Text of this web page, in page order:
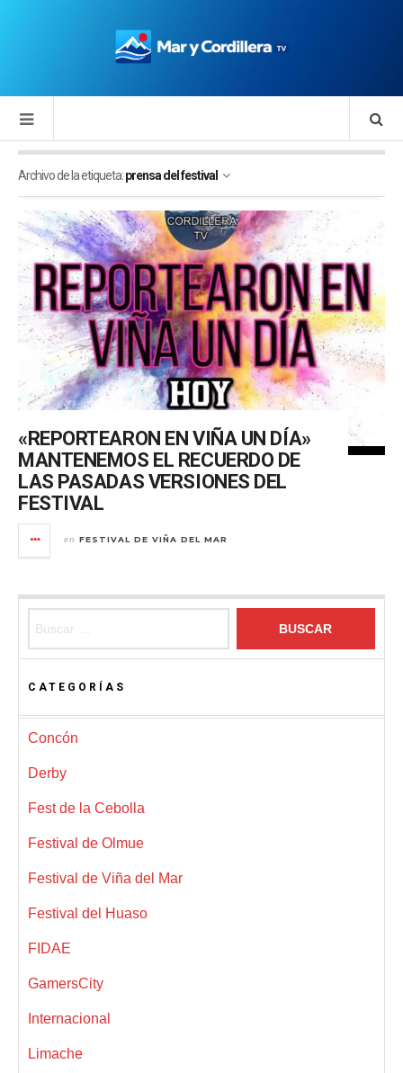
Archivo de la etiqueta:prensa del festival
«REPORTEARON EN VIÑA UN DÍA»
MANTENEMOS EL RECUERDO DE
LAS PASADAS VERSIONES DEL
FESTIVAL
en FESTIVAL DE VIÑA DEL MAR
CATEGORÍAS
Concón
Derby
Fest de la Cebolla
Festival de Olmue
Festival de Viña del Mar
Festival del Huaso
FIDAE
GamersCity
Internacional
Limache